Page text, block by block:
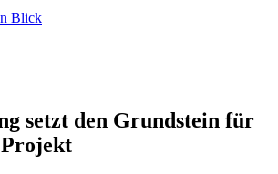
Blick
setzt den Grundstein für